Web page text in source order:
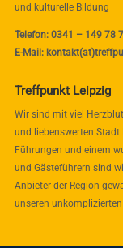
und kulturelle Bildung
Telefon: 0341 – 149 78
E-Mail:
Treffpunkt Leipzig
Wir sind mit viel
und liebenswerten Stadt
Führungen und einem
und Gästeführern sind
Anbieter der Region
unseren